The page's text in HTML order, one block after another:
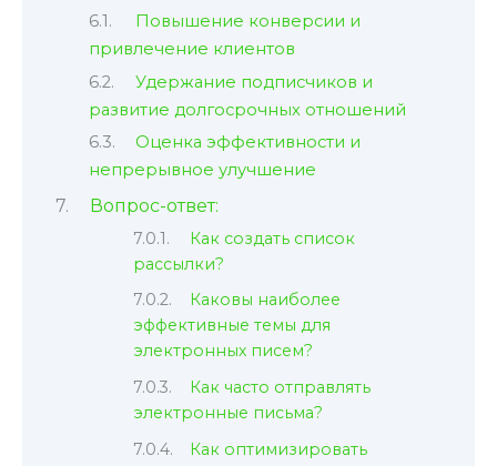
Повышение конверсии и
привлечение клиентов
Удержание подписчиков и
развитие долгосрочных отношений
Оценка эффективности и
непрерывное улучшение
Вопрос-ответ:
Как создать список
рассылки?
Каковы наиболее
эффективные темы для
электронных писем?
Как часто отправлять
электронные письма?
Как оптимизировать